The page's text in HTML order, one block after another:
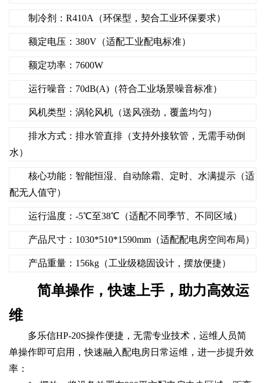
制冷剂：R410A（环保型，契合工业环保要求）
额定电压：380V（适配工业配电标准）
额定功率：7600W
运行噪音：70dB(A)（符合工业场景噪音标准）
风机类型：涡轮风机（送风强劲，覆盖均匀）
排水方式：排水管直排（支持外接软管，无需手动倒
水）
核心功能：智能恒湿、自动除霜、定时、水满提示（适
配无人值守）
运行温度：-5℃至38℃（适配不同季节、不同区域）
产品尺寸：1030*510*1590mm（适配配电房空间布局）
产品重量：156kg（工业级稳固设计，摆放便捷）
简单操作，快速上手，助力高效运
维
多乐信HP-20S操作便捷，无需专业技术，运维人员简
单操作即可启用，快速融入配电房日常运维，进一步提升效
率：